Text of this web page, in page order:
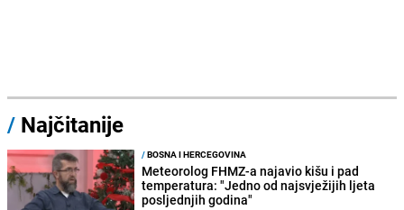
/ Najčitanije
/BOSNA I HERCEGOVINA
Meteorolog FHMZ-a najavio kišu i pad
temperatura: "Jedno od najsvježijih ljeta
posljednjih godina"